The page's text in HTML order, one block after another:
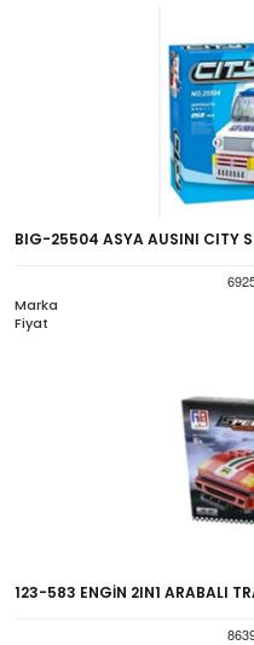
BIG-25504 ASYA AUSINI CITY
Marka
Fiyat
123-583 ENGİN 2IN1 ARABALI